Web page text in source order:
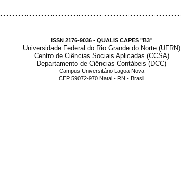
ISSN 2176-9036 - QUALIS CAPES "B3"
Universidade Federal do Rio Grande do Norte (UFRN)
Centro de Ciências Sociais Aplicadas (CCSA)
Departamento de Ciências Contábeis (DCC)
Campus Universitário Lagoa Nova
CEP 59072-970 Natal - RN - Brasil